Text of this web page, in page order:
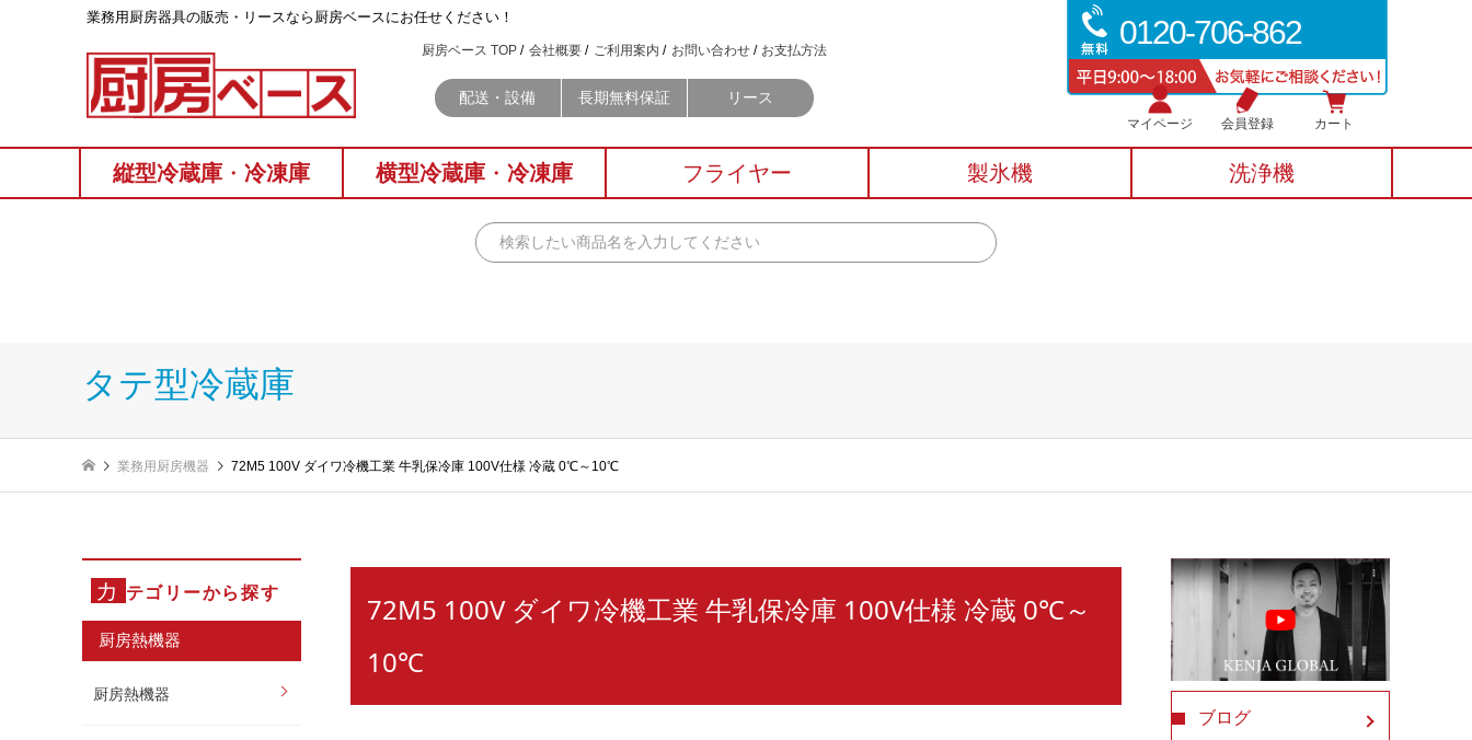
0120-706-862
業務⽤厨房器具の販売・リースなら厨房ベースにお任せください！
厨房ベース TOP 会社概要 ご利用案内 お問い合わせ お支払方法
配送・設備 長期無料保証 リース
マイページ 会員登録 カート
縦型冷蔵庫 ・ 冷凍庫 横型冷蔵庫 ・ 冷凍庫 フライヤー 製氷機 洗浄機
タテ型冷蔵庫
業務用厨房機器 72M5 100V ダイワ冷機工業 牛乳保冷庫 100V仕様 冷蔵 0℃～10℃
カ テゴリーから探す
厨房熱機器
厨房熱機器
72M5 100V ダイワ冷機工業 牛乳保冷庫 100V仕様 冷蔵 0℃～
10℃
ブログ